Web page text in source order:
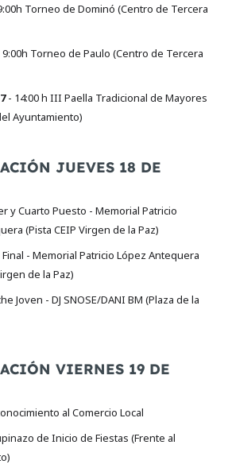
Torneo de Dominó (Centro de Tercera
9:00h Torneo de Paulo (Centro de Tercera
- 14:00 h III Paella Tradicional de Mayores
Ayuntamiento)
JUEVES 18 DE
y Cuarto Puesto - Memorial Patricio
(Pista CEIP Virgen de la Paz)
Final - Memorial Patricio López Antequera
de la Paz)
Joven - DJ SNOSE/DANI BM (Plaza de la
VIERNES 19 DE
al Comercio Local
de Inicio de Fiestas (Frente al